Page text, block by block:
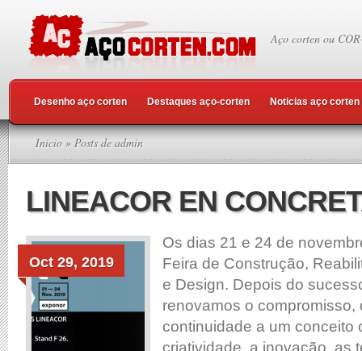
Aço corten ou
Desenho aço corten Destaques aço-corten Noticias aço corten
Inicio » Posts de admin
LINEACOR EN
Oct 29, 2019
Os dias 21 e 24 de
Feira de Construção,
e Design. Depois do
renovamos o compromisso,
continuidade a um conceito
criatividade, a inovação, as